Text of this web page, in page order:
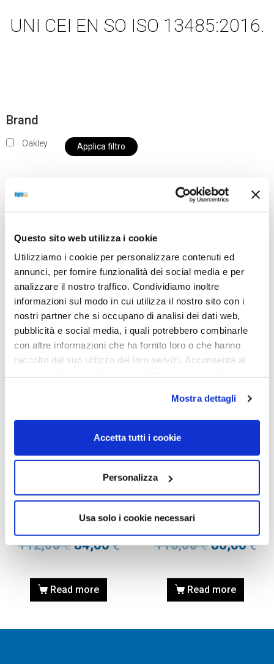
Questo sito web utilizza i cookie
Utilizziamo i cookie per personalizzare contenuti ed
annunci, per fornire funzionalità dei social media e per
analizzare il nostro traffico. Condividiamo inoltre
informazioni sul modo in cui utilizza il nostro sito con i
nostri partner che si occupano di analisi dei dati web,
pubblicità e social media, i quali potrebbero combinarle
con altre informazioni che ha fornito loro o che hanno
raccolto dal suo utilizzo dei loro servizi. Acconsenta ai
Mostra dettagli
Accetta tutti i cookie
Personalizza
Usa solo i cookie necessari
UNI CEI EN SO ISO 13485:2016.
Brand
Oakley Applica filtro
nostro negozio non saranno disponibili per la
da OTTICA DIOPTER
Showing all 2 results
Sold out
OCCHIALI DA SOLE
OCCHIALE DA SOLE OAKLEY
OO9013 FROGSKINS –
9013A5 POLISHED CLEAR
112,00€ 84,00€
Read more
Sold out
OCCHIALI DA SOLE
OCCHIALE DA SOLE OAKLEY
FROGSKINS 9013 24-305
POLISHED CLEAR
115,00€ 80,00€
Read more